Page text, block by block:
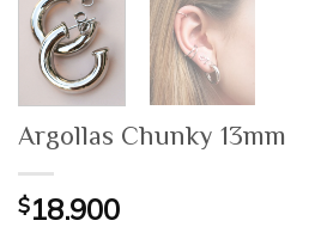
Argollas Chunky 13mm
$18.900